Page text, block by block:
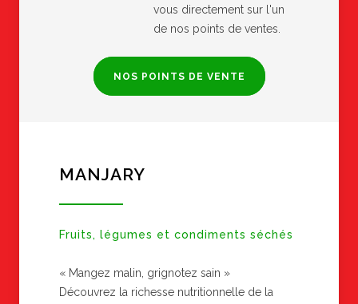
vous directement sur l'un
de nos points de ventes.
NOS POINTS DE VENTE
MANJARY
Fruits, légumes et condiments séchés
« Mangez malin, grignotez sain »
Découvrez la richesse nutritionnelle de la